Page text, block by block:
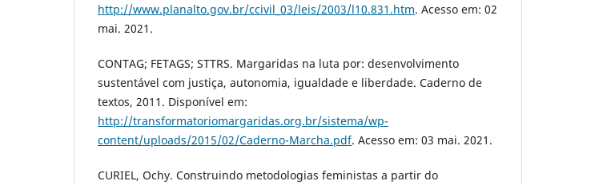
http://www.planalto.gov.br/ccivil_03/leis/2003/l10.831.htm. Acesso em: 02
mai. 2021.
CONTAG; FETAGS; STTRS. Margaridas na luta por: desenvolvimento
sustentável com justiça, autonomia, igualdade e liberdade. Caderno de
textos, 2011. Disponível em:
http://transformatoriomargaridas.org.br/sistema/wp-
content/uploads/2015/02/Caderno-Marcha.pdf. Acesso em: 03 mai. 2021.
CURIEL, Ochy. Construindo metodologias feministas a partir do